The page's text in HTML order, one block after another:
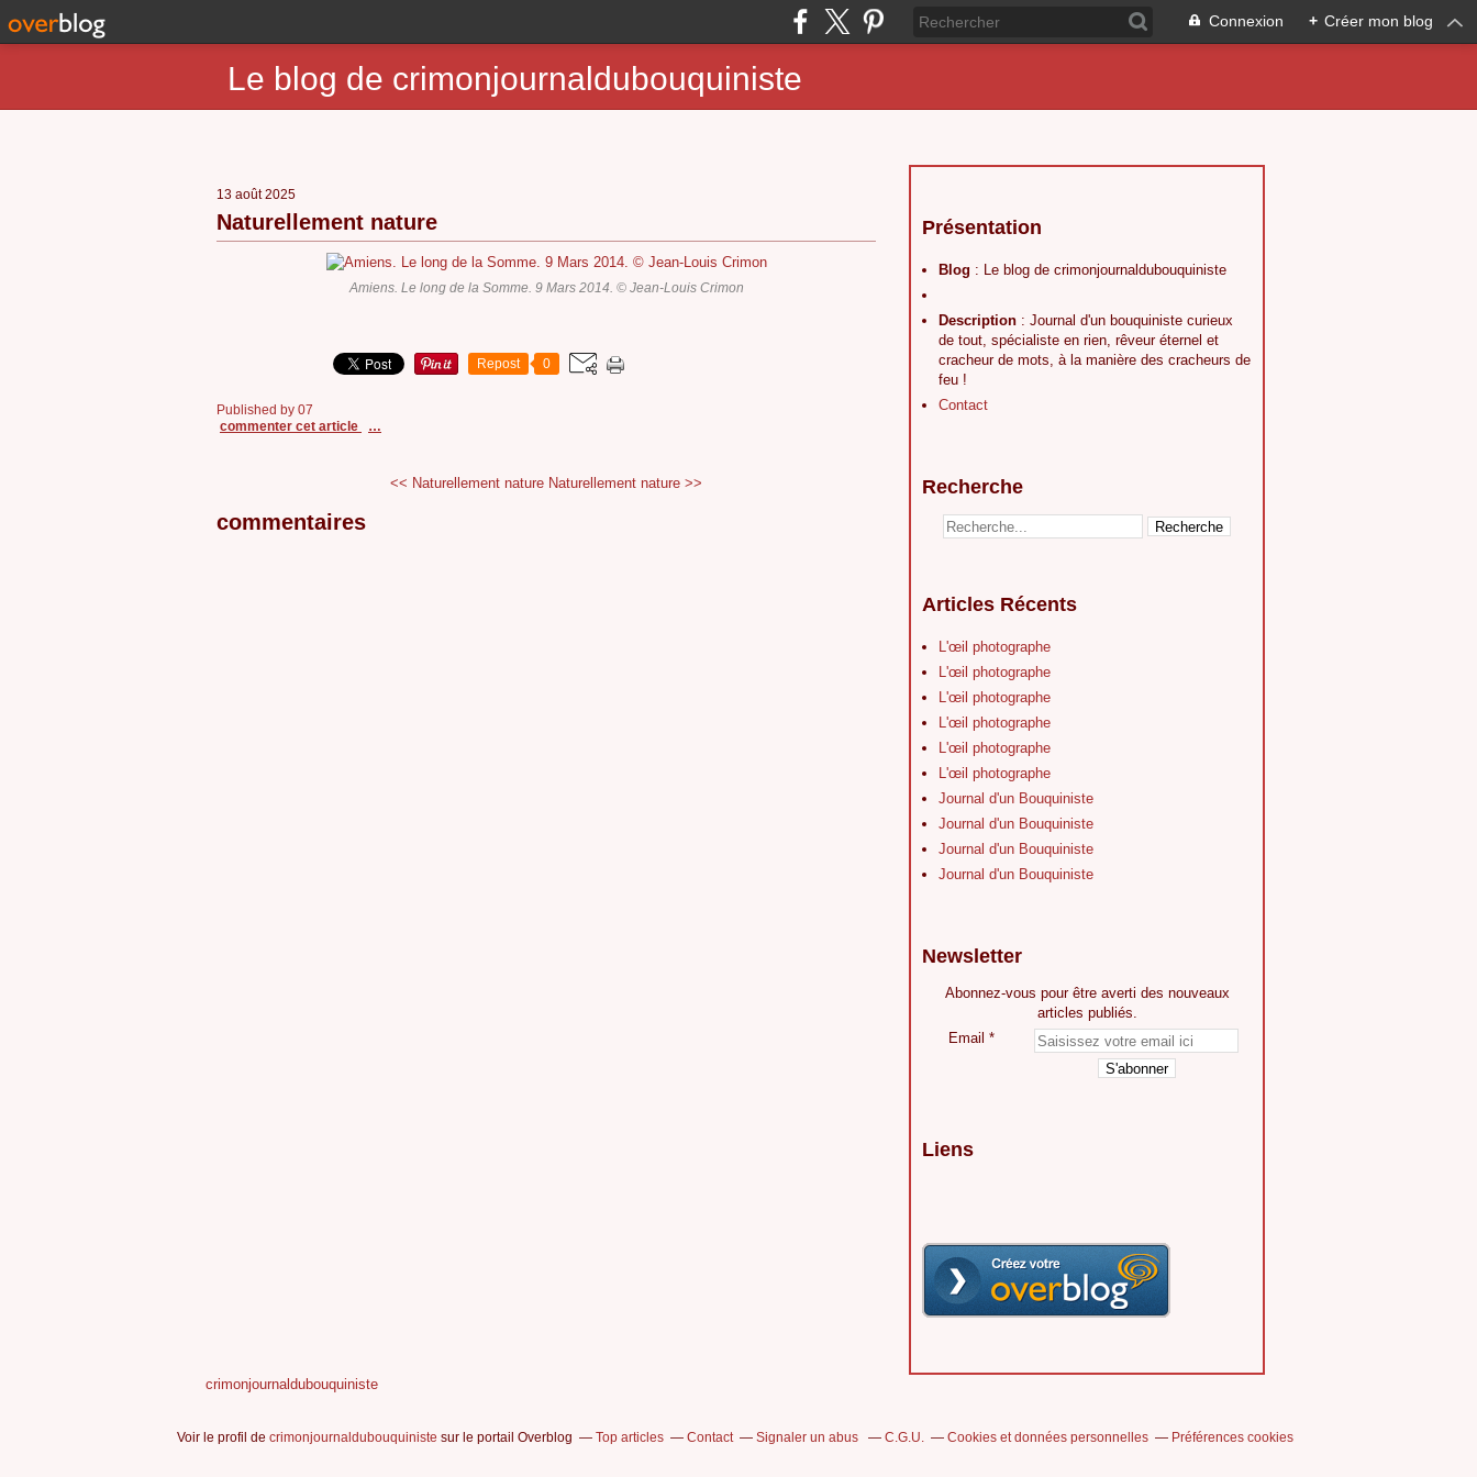
Connexion + Créer mon blog
Le blog de crimonjournaldubouquiniste
13 août 2025
Naturellement nature
Amiens. Le long de la Somme. 9 Mars 2014. © Jean-Louis Crimon
Repost 0
Published by 07
commenter cet article
…
<< Naturellement nature Naturellement nature >>
commentaires
Présentation
Blog : Le blog de crimonjournaldubouquiniste
Description : Journal d'un bouquiniste curieux
de tout, spécialiste en rien, rêveur éternel et
cracheur de mots, à la manière des cracheurs de
feu !
Contact
Recherche
Articles Récents
L'œil photographe
L'œil photographe
L'œil photographe
L'œil photographe
L'œil photographe
L'œil photographe
Journal d'un Bouquiniste
Journal d'un Bouquiniste
Journal d'un Bouquiniste
Journal d'un Bouquiniste
Newsletter
Abonnez-vous pour être averti des nouveaux
articles publiés.
Email
Liens
crimonjournaldubouquiniste
Voir le profil de crimonjournaldubouquiniste sur le portail Overblog Top articles Contact Signaler un abus C.G.U. Cookies et données personnelles Préférences cookies